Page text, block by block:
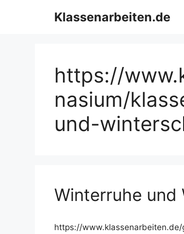
Klassenarbeiten.de
https://
nasium/
und-
Winterruhe und
https://